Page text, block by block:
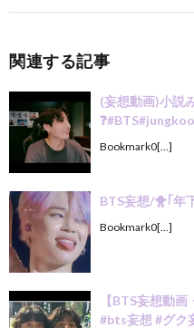
関連する記事
(妄想動画)小説
Bookmark0[…]
BTS妄想/🐥｢年
Bookmark0[…]
【BTS妄想動
#bts妄想 #グク